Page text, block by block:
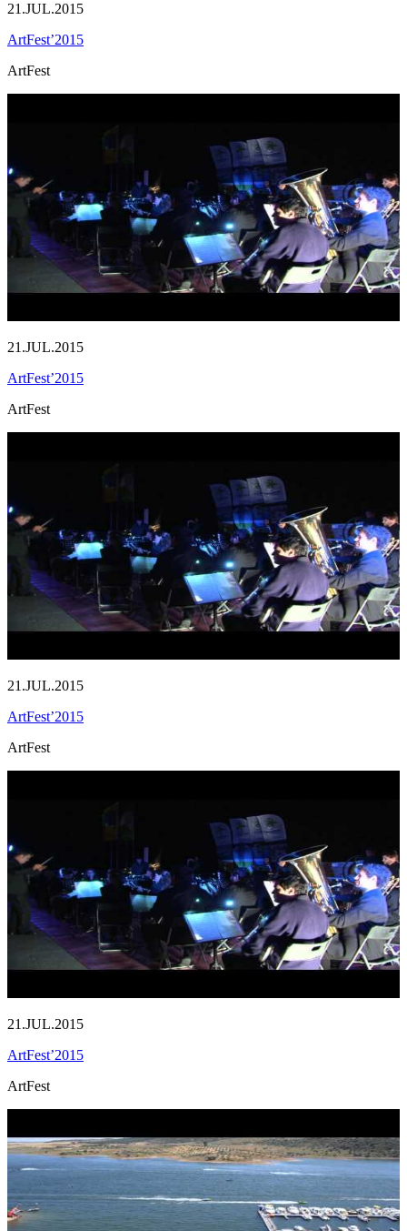
21.JUL.2015
ArtFest’2015
ArtFest
21.JUL.2015
ArtFest’2015
ArtFest
21.JUL.2015
ArtFest’2015
ArtFest
21.JUL.2015
ArtFest’2015
ArtFest